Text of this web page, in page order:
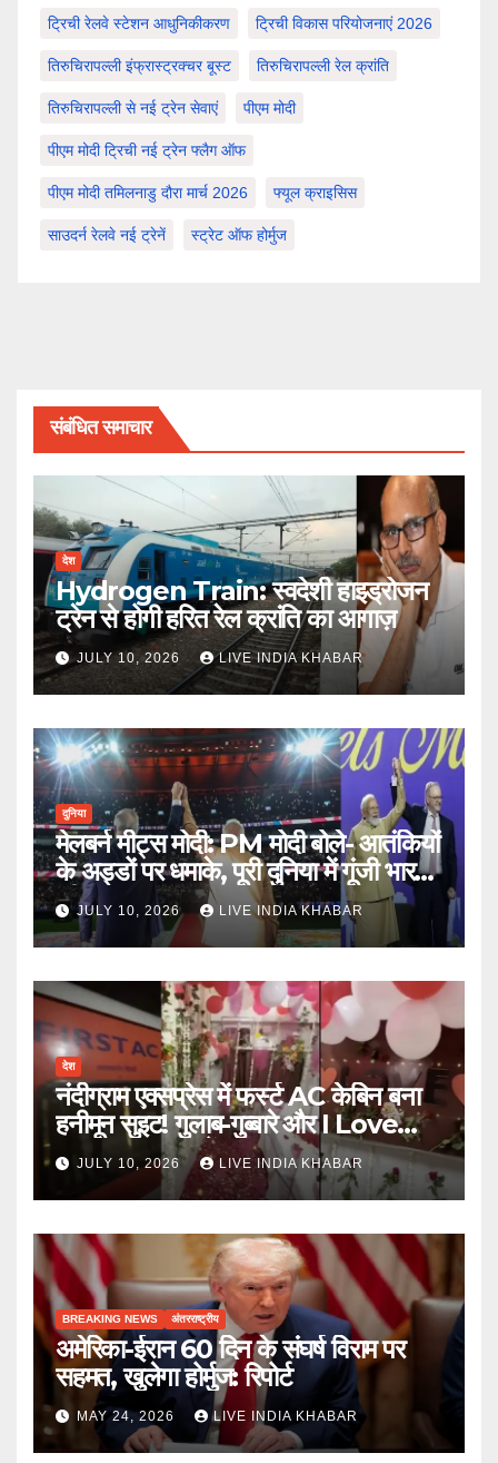
ट्रिची रेलवे स्टेशन आधुनिकीकरण ट्रिची विकास परियोजनाएं 2026
तिरुचिरापल्ली इंफ्रास्ट्रक्चर बूस्ट तिरुचिरापल्ली रेल क्रांति
तिरुचिरापल्ली से नई ट्रेन सेवाएं पीएम मोदी
पीएम मोदी ट्रिची नई ट्रेन फ्लैग ऑफ
पीएम मोदी तमिलनाडु दौरा मार्च 2026 फ्यूल क्राइसिस
साउदर्न रेलवे नई ट्रेनें स्ट्रेट ऑफ होर्मुज
संबंधित समाचार
देश
Hydrogen Train: स्वदेशी हाइड्रोजन
ट्रेन से होगी हरित रेल क्रांति का आगाज़
JULY 10, 2026 LIVE INDIA KHABAR
दुनिया
मेलबर्न मीट्स मोदी: PM मोदी बोले- आतंकियों
के अड्डों पर धमाके, पूरी दुनिया में गूंजी भारत
की ताकत
JULY 10, 2026 LIVE INDIA KHABAR
देश
नंदीग्राम एक्सप्रेस में फर्स्ट AC केबिन बना
हनीमून सुइट! गुलाब-गुब्बारे और I Love
You, TTE सस्पेंड
JULY 10, 2026 LIVE INDIA KHABAR
BREAKING NEWS अंतरराष्ट्रीय
अमेरिका-ईरान 60 दिन के संघर्ष विराम पर
सहमत, खुलेगा होर्मुज: रिपोर्ट
MAY 24, 2026 LIVE INDIA KHABAR